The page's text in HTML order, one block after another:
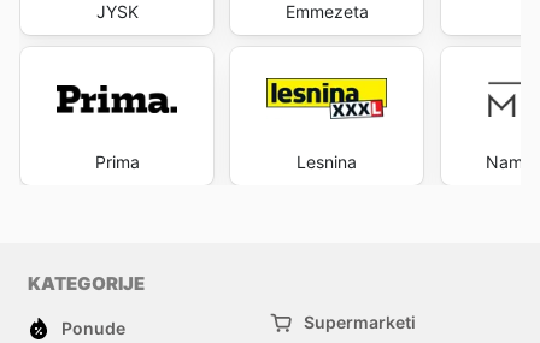
JYSK
Prima
Emmezeta
Lesnina
KATEGORIJE
Ponude
Supermarketi